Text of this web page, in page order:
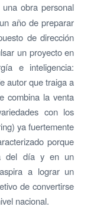
obra personal
año de preparar
de dirección
un proyecto en
e inteligencia:
autor que traiga a
combina la venta
con los
ya fuertemente
porque
del día y en un
a lograr un
de convertirse
nacional.